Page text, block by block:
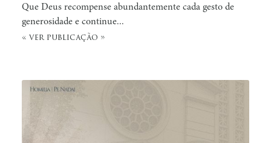
Que Deus recompense abundantemente cada gesto de
generosidade e continue...
« ver publicação »